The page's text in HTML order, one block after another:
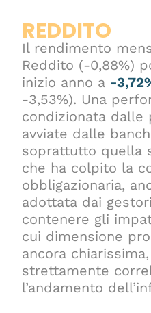
REDDITO
Il rendimento
Reddito (-0,88%)
inizio anno a -
-3,53%). Una
condizionata
avviate dalle
soprattutto quella
che ha colpito la
obbligazionaria,
adottata dai
contenere gli
cui dimensione
ancora
strettamente
l’andamento